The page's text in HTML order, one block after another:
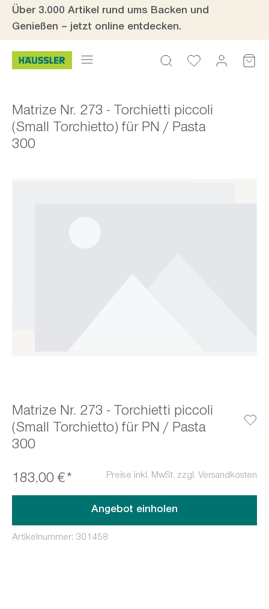
Zum Hauptinhalt springen
Über 3.000 Artikel rund ums Backen und
Genießen – jetzt online entdecken.
Matrize Nr. 273 - Torchietti piccoli
(Small Torchietto) für PN / Pasta
300
Matrize Nr. 273 - Torchietti piccoli
(Small Torchietto) für PN / Pasta
300
183,00 €* Preise inkl. MwSt. zzgl. Versandkosten
Angebot einholen
Artikelnummer: 301458